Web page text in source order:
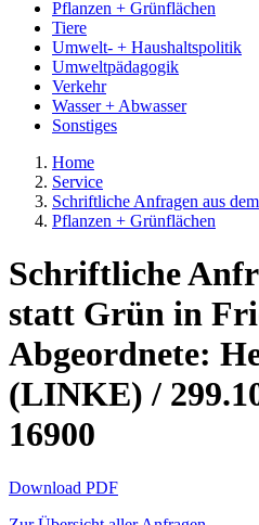
Pflanzen + Grünflächen
Tiere
Umwelt- + Haushaltspolitik
Umweltpädagogik
Verkehr
Wasser + Abwasser
Sonstiges
Home
Service
Schriftliche Anfragen aus
Pflanzen + Grünflächen
Schriftliche
statt Grün in
Abgeordnete:
(LINKE) /
16900
Download PDF